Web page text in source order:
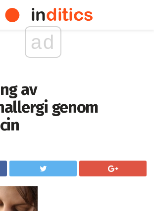
ad
av
genom